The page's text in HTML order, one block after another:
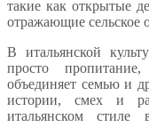
такие как открытые
отражающие сельское
В итальянской
просто
объединяет семью и
истории, смех и
итальянском стиле